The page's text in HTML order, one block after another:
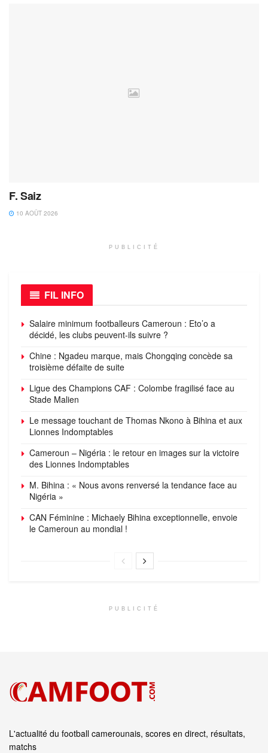
F. Saiz
10 AOÛT 2026
PUBLICITÉ
FIL INFO
Salaire minimum footballeurs Cameroun : Eto’o a
décidé, les clubs peuvent-ils suivre ?
Chine : Ngadeu marque, mais Chongqing concède sa
troisième défaite de suite
Ligue des Champions CAF : Colombe fragilisé face au
Stade Malien
Le message touchant de Thomas Nkono à Bihina et aux
Lionnes Indomptables
Cameroun – Nigéria : le retour en images sur la victoire
des Lionnes Indomptables
M. Bihina : « Nous avons renversé la tendance face au
Nigéria »
CAN Féminine : Michaely Bihina exceptionnelle, envoie
le Cameroun au mondial !
PUBLICITÉ
L'actualité du football camerounais, scores en direct, résultats,
matchs